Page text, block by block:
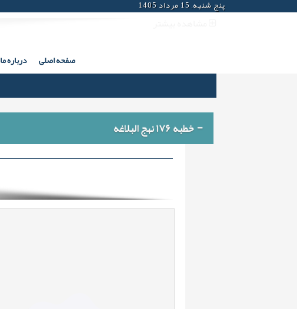
پنج شنبه, 15 مرداد 1405
صفحه اصلی درباره ما
خطبه ۱۷۶ نهج البلاغه